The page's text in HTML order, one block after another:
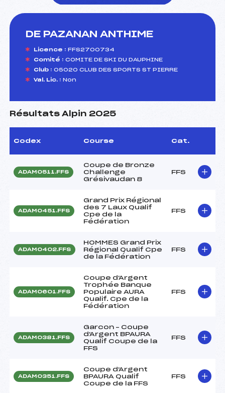
DE PAZANAN ANTHIME
Licence : FFS2700734
Comité : COMITE DE SKI DU DAUPHINE
Club : 05020 CLUB DES SPORTS ST PIERRE
Val. Lic. : Non
Résultats Alpin 2025
Codex Course Cat.
ADAM0511.FFS
Coupe de Bronze
Challenge
Grésivaudan 8
FFS
ADAM0451.FFS
Grand Prix Régional
des 7 Laux Qualif
Cpe de la
Fédération
FFS
ADAM0402.FFS
HOMMES Grand Prix
Régional Qualif Cpe
de la Fédération
FFS
ADAM0601.FFS
Coupe d'Argent
Trophée Banque
Populaire AURA
Qualif. Cpe de la
Fédération
FFS
ADAM0381.FFS
Garcon – Coupe
d'Argent BPAURA
Qualif Coupe de la
FFS
FFS
ADAM0351.FFS
Coupe d'Argent
BPAURA Qualif
Coupe de la FFS
FFS